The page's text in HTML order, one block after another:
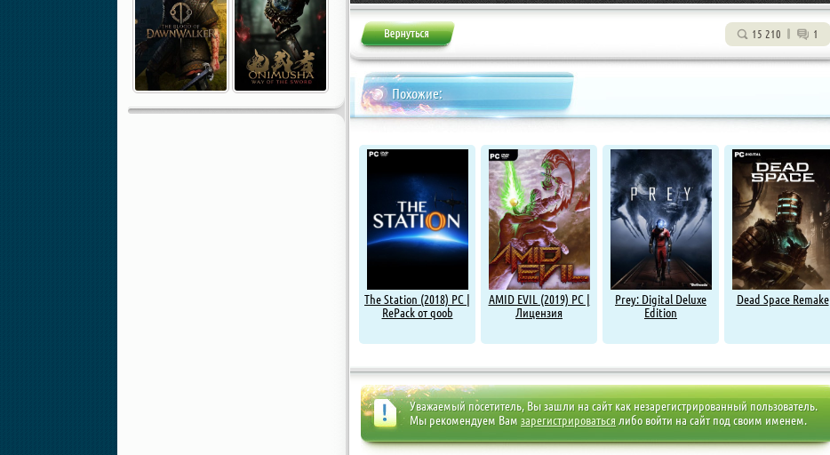
15 210 1
Похожие:
The Station (2018) PC |
RePack от qoob
AMID EVIL (2019) PC |
Лицензия
Prey: Digital Deluxe
Edition
Dead Space Remake
Уважаемый посетитель, Вы зашли на сайт как незарегистрированный пользователь.
Мы рекомендуем Вам зарегистрироватьсялибо войти на сайт под своим именем.